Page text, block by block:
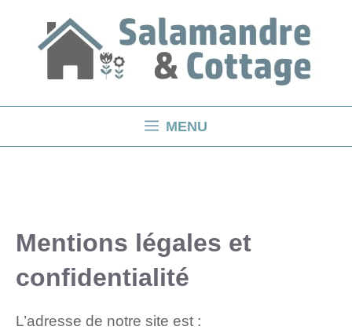
MENU
Mentions légales et
confidentialité
L’adresse de notre site est :